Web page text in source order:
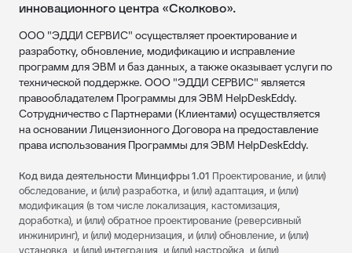
инновационного центра «Сколково».
ООО "ЭДДИ СЕРВИС" осуществляет проектирование и
разработку, обновление, модификацию и исправление
программ для ЭВМ и баз данных, а также оказывает услуги по
технической поддержке. ООО "ЭДДИ СЕРВИС" является
правообладателем Программы для ЭВМ HelpDeskEddy.
Сотрудничество с Партнерами (Клиентами) осуществляется
на основании Лицензионного Договора на предоставление
права использования Программы для ЭВМ HelpDeskEddy.
Код вида деятельности Минцифры 1.01 Проектирование, и (или)
обследование, и (или) разработка, и (или) адаптация, и (или)
модификация (в том числе локализация, кастомизация,
доработка), и (или) обратное проектирование (реверсивный
инжиниринг), и (или) модернизация, и (или) обновление, и (или)
установка, и (или) интеграция, и (или) настройка, и (или)